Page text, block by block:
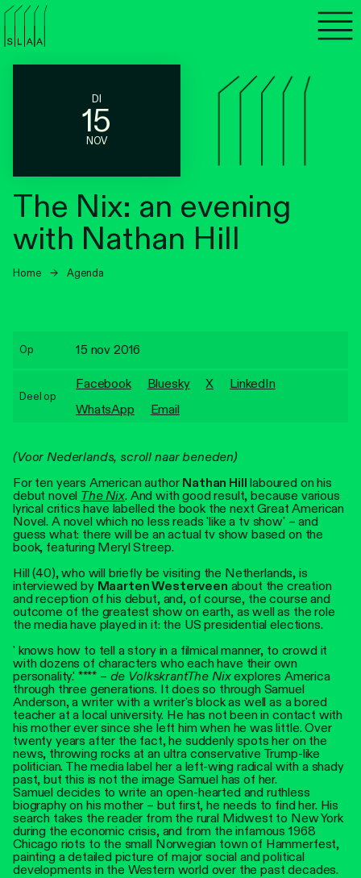
DI
15
NOV
The Nix: an evening
with Nathan Hill
Home → Agenda
(Voor Nederlands, scroll naar beneden)
For ten years American author Nathan Hill laboured on his
debut novel The Nix. And with good result, because various
lyrical critics have labelled the book the next Great American
Novel. A novel which no less reads 'like a tv show' – and
guess what: there will be an actual tv show based on the
book, featuring Meryl Streep.
Hill (40), who will briefly be visiting the Netherlands, is
interviewed by Maarten Westerveen about the creation
and reception of his debut, and, of course, the course and
outcome of the greatest show on earth, as well as the role
the media have played in it: the US presidential elections.
' knows how to tell a story in a filmical manner, to crowd it
with dozens of characters who each have their own
personality.' **** – de VolkskrantThe Nixexplores America
through three generations. It does so through Samuel
Anderson, a writer with a writer's block as well as a bored
teacher at a local university. He has not been in contact with
his mother ever since she left him when he was little. Over
twenty years after the fact, he suddenly spots her on the
news, throwing rocks at an ultra conservative Trump-like
politician. The media label her a left-wing radical with a shady
past, but this is not the image Samuel has of her.
Samuel decides to write an open-hearted and ruthless
biography on his mother – but first, he needs to find her. His
search takes the reader from the rural Midwest to New York
during the economic crisis, and from the infamous 1968
Chicago riots to the small Norwegian town of Hammerfest,
painting a detailed picture of major social and political
developments in the Western world over the past decades.
Op 15 nov 2016
Deel op
Facebook Bluesky X
LinkedIn
WhatsApp
Email
Agenda
Luisteren
Nieuwsbrief
Over SLAA
Personen
Toegankelijkheid
Stadsdichter